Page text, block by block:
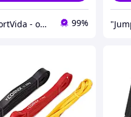
SportVida - официальный интернет-магазин 99%